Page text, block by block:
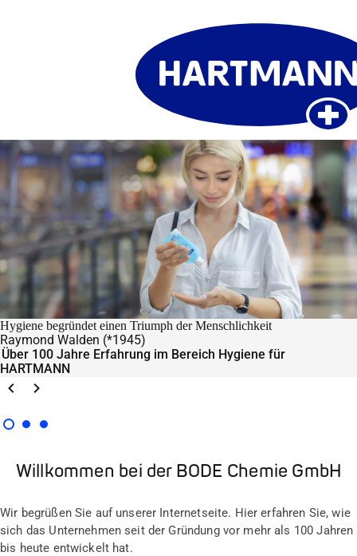
Hygiene begründet einen Triumph der Menschlichkeit
Raymond Walden (*1945)
Über 100 Jahre Erfahrung im Bereich Hygiene für
HARTMANN
Prev
Weiter
Willkommen bei der BODE Chemie GmbH
Wir begrüßen Sie auf unserer Internetseite. Hier erfahren Sie, wie
sich das Unternehmen seit der Gründung vor mehr als 100 Jahren
bis heute entwickelt hat.